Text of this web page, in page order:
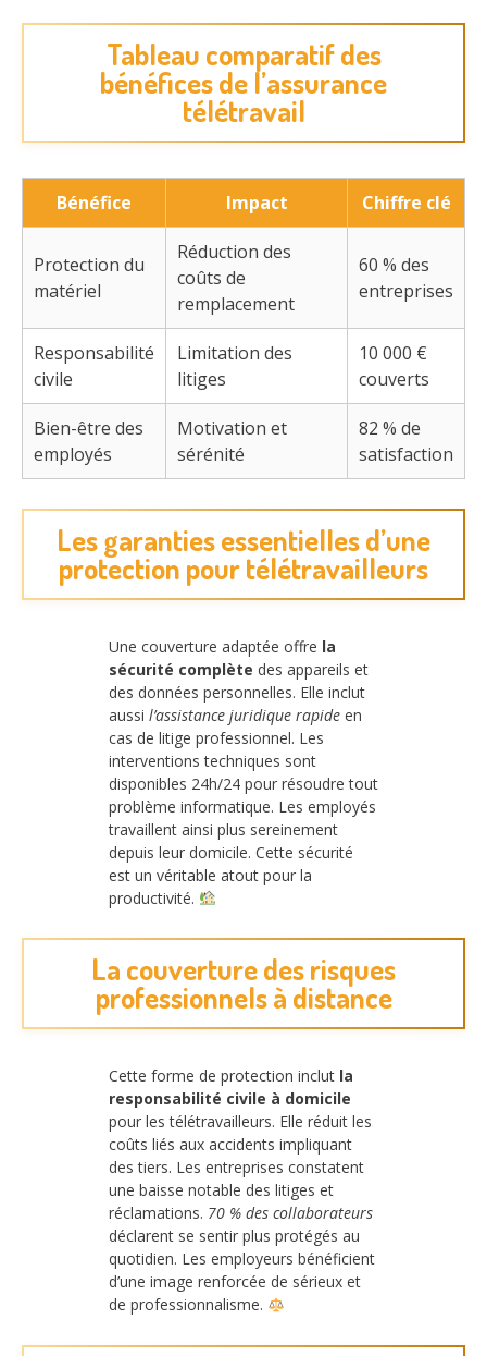
Tableau comparatif des
bénéfices de l’assurance
télétravail
Bénéfice Impact Chiffre clé
Protection du
matériel
Réduction des
coûts de
remplacement
60 % des
entreprises
Responsabilité
civile
Limitation des
litiges
10 000 €
couverts
Bien-être des
employés
Motivation et
sérénité
82 % de
satisfaction
Les garanties essentielles d’une
protection pour télétravailleurs
Une couverture adaptée offre la
sécurité complète des appareils et
des données personnelles. Elle inclut
aussi l’assistance juridique rapide en
cas de litige professionnel. Les
interventions techniques sont
disponibles 24h/24 pour résoudre tout
problème informatique. Les employés
travaillent ainsi plus sereinement
depuis leur domicile. Cette sécurité
est un véritable atout pour la
productivité.
La couverture des risques
professionnels à distance
Cette forme de protection inclut la
responsabilité civile à domicile
pour les télétravailleurs. Elle réduit les
coûts liés aux accidents impliquant
des tiers. Les entreprises constatent
une baisse notable des litiges et
réclamations. 70 % des collaborateurs
déclarent se sentir plus protégés au
quotidien. Les employeurs bénéficient
d’une image renforcée de sérieux et
de professionnalisme.